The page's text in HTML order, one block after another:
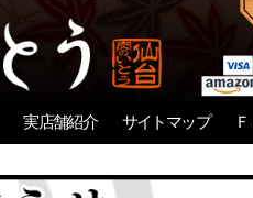
実店舗紹介 サイトマップ